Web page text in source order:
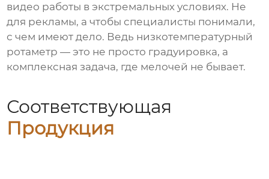
видео работы в экстремальных условиях. Не
для рекламы, а чтобы специалисты понимали,
с чем имеют дело. Ведь низкотемпературный
ротаметр — это не просто градуировка, а
комплексная задача, где мелочей не бывает.
Соответствующая
Продукция